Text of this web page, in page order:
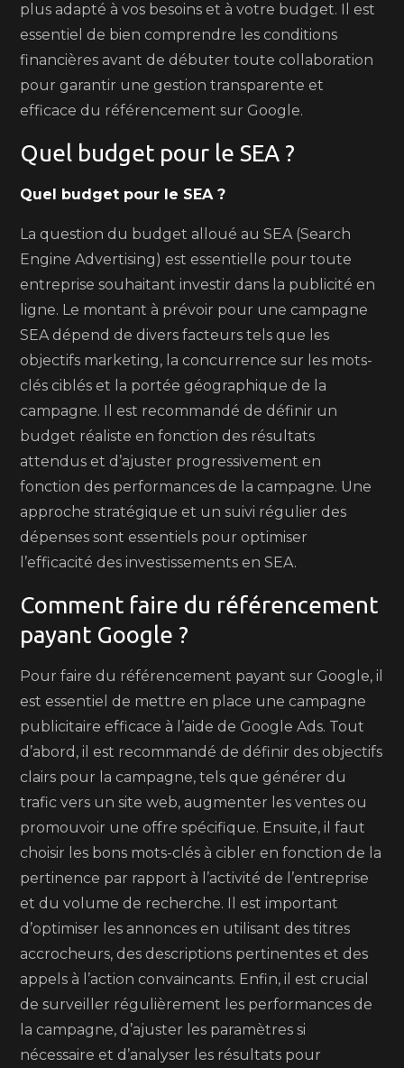
plus adapté à vos besoins et à votre budget. Il est
essentiel de bien comprendre les conditions
financières avant de débuter toute collaboration
pour garantir une gestion transparente et
efficace du référencement sur Google.
Quel budget pour le SEA ?
Quel budget pour le SEA ?
La question du budget alloué au SEA (Search
Engine Advertising) est essentielle pour toute
entreprise souhaitant investir dans la publicité en
ligne. Le montant à prévoir pour une campagne
SEA dépend de divers facteurs tels que les
objectifs marketing, la concurrence sur les mots-
clés ciblés et la portée géographique de la
campagne. Il est recommandé de définir un
budget réaliste en fonction des résultats
attendus et d’ajuster progressivement en
fonction des performances de la campagne. Une
approche stratégique et un suivi régulier des
dépenses sont essentiels pour optimiser
l’efficacité des investissements en SEA.
Comment faire du référencement
payant Google ?
Pour faire du référencement payant sur Google, il
est essentiel de mettre en place une campagne
publicitaire efficace à l’aide de Google Ads. Tout
d’abord, il est recommandé de définir des objectifs
clairs pour la campagne, tels que générer du
trafic vers un site web, augmenter les ventes ou
promouvoir une offre spécifique. Ensuite, il faut
choisir les bons mots-clés à cibler en fonction de la
pertinence par rapport à l’activité de l’entreprise
et du volume de recherche. Il est important
d’optimiser les annonces en utilisant des titres
accrocheurs, des descriptions pertinentes et des
appels à l’action convaincants. Enfin, il est crucial
de surveiller régulièrement les performances de
la campagne, d’ajuster les paramètres si
nécessaire et d’analyser les résultats pour